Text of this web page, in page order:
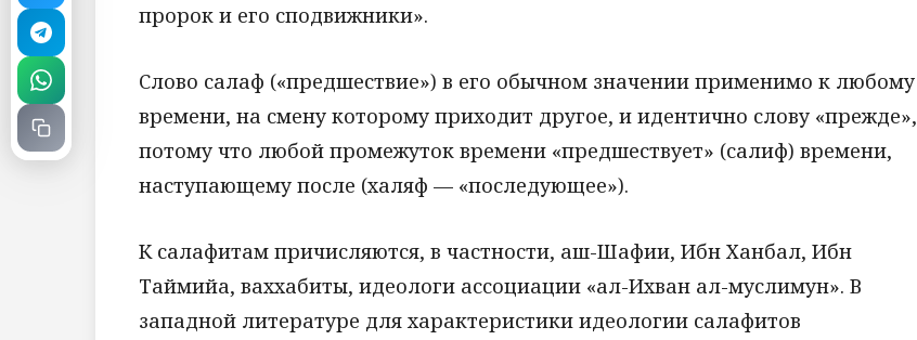
пророк и его сподвижники».
Слово салаф («предшествие») в его обычном значении применимо к любому
времени, на смену которому приходит другое, и идентично слову «прежде»,
потому что любой промежуток времени «предшествует» (салиф) времени,
наступающему после (халяф — «последующее»).
К салафитам причисляются, в частности, аш-Шафии, Ибн Ханбал, Ибн
Таймийа, ваххабиты, идеологи ассоциации «ал-Ихван ал-муслимун». В
западной литературе для характеристики идеологии салафитов